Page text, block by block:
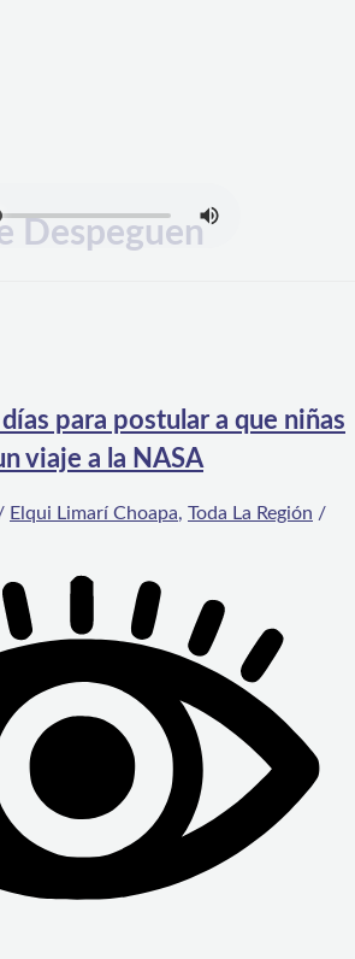
Despeguen
para postular a que niñas
viaje a la NASA
Elqui Limarí Choapa, Toda La Región /